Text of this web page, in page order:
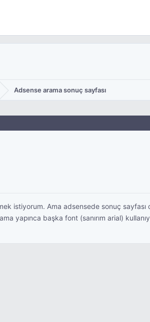
Adsense arama sonuç sayfası
istiyorum. Ama adsensede sonuç
yapınca başka font (sanırım arial)